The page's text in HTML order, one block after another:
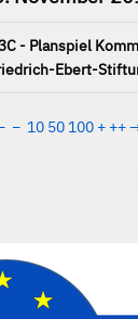
- Planspiel
Ebert-
− 10 50 100 + ++